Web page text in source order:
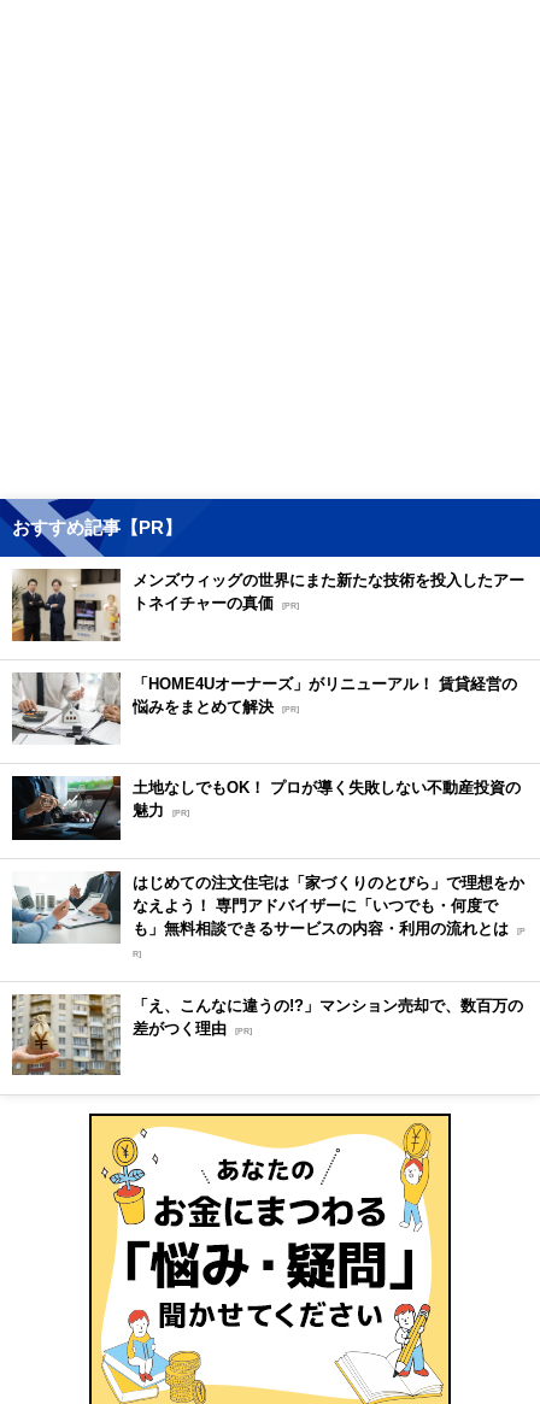
おすすめ記事【PR】
メンズウィッグの世界にまた新たな技術を投入したアー
トネイチャーの真価 [PR]
「HOME4Uオーナーズ」がリニューアル！ 賃貸経営の
悩みをまとめて解決 [PR]
土地なしでもOK！ プロが導く失敗しない不動産投資の
魅力
[PR]
はじめての注文住宅は「家づくりのとびら」で理想をか
なえよう！ 専門アドバイザーに「いつでも・何度で
も」無料相談できるサービスの内容・利用の流れとは [P
R]
「え、こんなに違うの!?」マンション売却で、数百万の
差がつく理由 [PR]